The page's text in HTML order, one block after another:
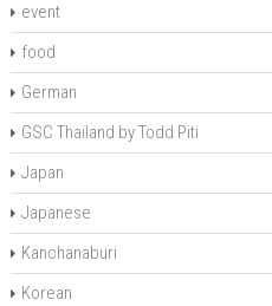
event
food
German
GSC Thailand by Todd Piti
Japan
Japanese
Kanchanaburi
Korean